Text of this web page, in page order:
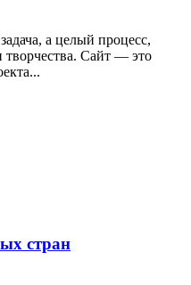
а целый процесс,
творчества. Сайт — это
стран